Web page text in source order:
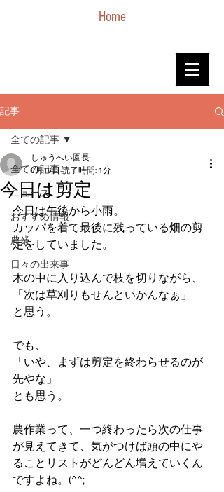
Home
記事
全ての記事
ニュース
おすすめ情報
農業
日々の出来事
全ての記事
今日は剪定
しゅうへい園長
6月16日 読了時間: 1分
今日は午後から小雨。
カッパを着て最後に残っている畑の剪
定をしていました。
木の中に入り込んで枝を切りながら、
「次は草刈りもせんといかんなぁ」
と思う。
でも、
「いや、まずは剪定を終わらせるのが
先やな」
とも思う。
農作業って、一つ終わったら次の仕事
が見えてきて、気がつけば頭の中にや
ることリストがどんどん増えていくん
ですよね。(^^;